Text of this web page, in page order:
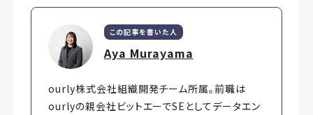
この記事を書いた人
Aya Murayama
ourly株式会社組織開発チーム所属。前職は
ourlyの親会社ビットエーでSEとしてデータエン